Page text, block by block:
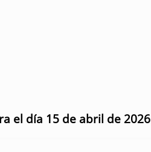
el día 15 de abril de 2026